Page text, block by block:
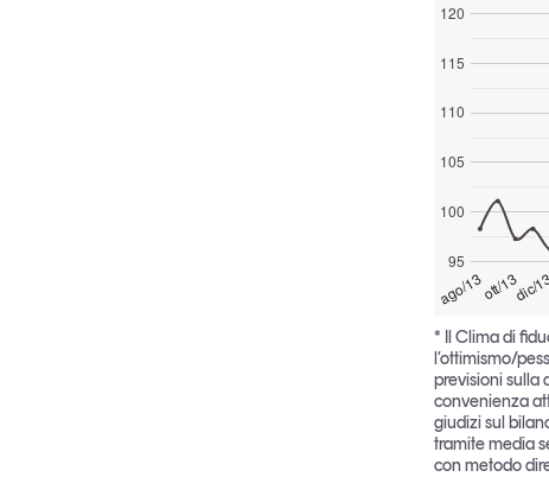
ago/13ott/13dic/
95
100
105
110
115
120
* Il Clima di
l’ottimismo/
previsioni sulla
convenienza
giudizi sul
tramite media
con metodo